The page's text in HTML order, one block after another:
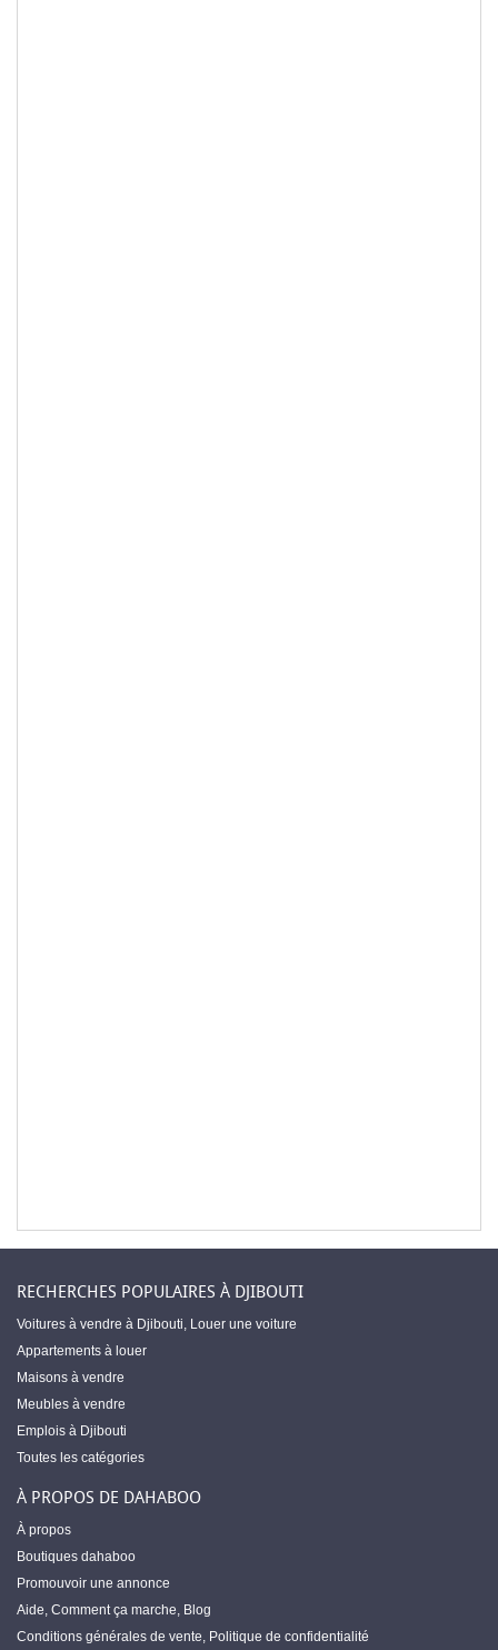
RECHERCHES POPULAIRES À DJIBOUTI
Voitures à vendre à Djibouti, Louer une voiture
Appartements à louer
Maisons à vendre
Meubles à vendre
Emplois à Djibouti
Toutes les catégories
À PROPOS DE DAHABOO
À propos
Boutiques dahaboo
Promouvoir une annonce
Aide, Comment ça marche, Blog
Conditions générales de vente, Politique de confidentialité